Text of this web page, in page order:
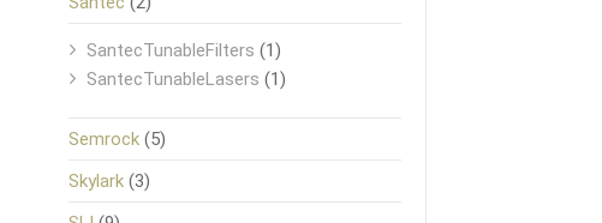
SantecTunableFilters (1)
SantecTunableLasers (1)
Semrock (5)
Skylark (3)